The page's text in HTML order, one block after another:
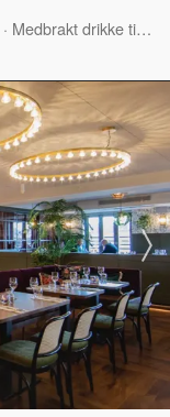
· Medbrakt drikke tillatt